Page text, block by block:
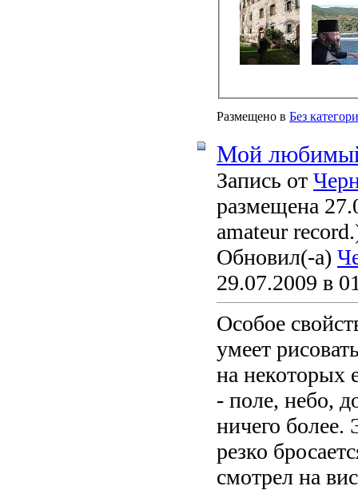
Размещено в Без
Мой
Запись от
размещена
amateur
Обновил(-а)
29.07.2009 в
Особое
умеет
на некоторых
- поле, небо,
ничего более.
резко
смотрел на